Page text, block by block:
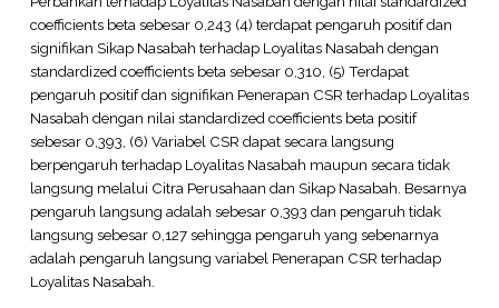
coefficients beta sebesar 0,243 (4) terdapat pengaruh positif dan
signifikan Sikap Nasabah terhadap Loyalitas Nasabah dengan
standardized coefficients beta sebesar 0,310, (5) Terdapat
pengaruh positif dan signifikan Penerapan CSR terhadap Loyalitas
Nasabah dengan nilai standardized coefficients beta positif
sebesar 0,393, (6) Variabel CSR dapat secara langsung
berpengaruh terhadap Loyalitas Nasabah maupun secara tidak
langsung melalui Citra Perusahaan dan Sikap Nasabah. Besarnya
pengaruh langsung adalah sebesar 0,393 dan pengaruh tidak
langsung sebesar 0,127 sehingga pengaruh yang sebenarnya
adalah pengaruh langsung variabel Penerapan CSR terhadap
Loyalitas Nasabah.